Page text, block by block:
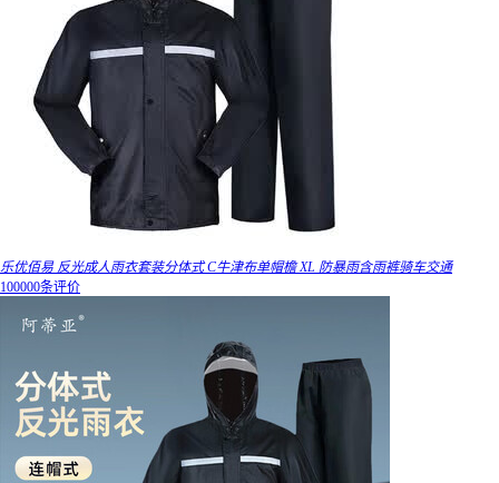
乐优佰易 反光成人雨衣套装分体式 C牛津布单帽檐 XL 防暴雨含雨裤骑车交通
100000条评价